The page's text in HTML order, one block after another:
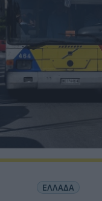
ΕΛΛΑΔΑ